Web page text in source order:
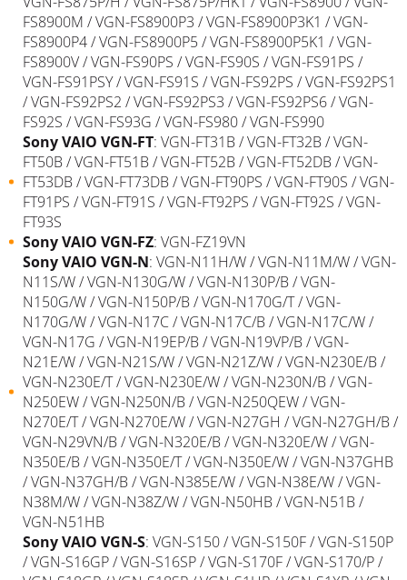
FS8900M / VGN-FS8900P3 / VGN-FS8900P3K1 / VGN-
FS8900P4 / VGN-FS8900P5 / VGN-FS8900P5K1 / VGN-
FS8900V / VGN-FS90PS / VGN-FS90S / VGN-FS91PS /
VGN-FS91PSY / VGN-FS91S / VGN-FS92PS / VGN-FS92PS1
/ VGN-FS92PS2 / VGN-FS92PS3 / VGN-FS92PS6 / VGN-
FS92S / VGN-FS93G / VGN-FS980 / VGN-FS990
SonyVAIO VGN-FT: VGN-FT31B / VGN-FT32B / VGN-
FT50B / VGN-FT51B / VGN-FT52B / VGN-FT52DB / VGN-
FT53DB / VGN-FT73DB / VGN-FT90PS / VGN-FT90S / VGN-
FT91PS / VGN-FT91S / VGN-FT92PS / VGN-FT92S / VGN-
FT93S
SonyVAIO VGN-FZ: VGN-FZ19VN
SonyVAIO VGN-N: VGN-N11H/W / VGN-N11M/W / VGN-
N11S/W / VGN-N130G/W / VGN-N130P/B / VGN-
N150G/W / VGN-N150P/B / VGN-N170G/T / VGN-
N170G/W / VGN-N17C / VGN-N17C/B / VGN-N17C/W /
VGN-N17G / VGN-N19EP/B / VGN-N19VP/B / VGN-
N21E/W / VGN-N21S/W / VGN-N21Z/W / VGN-N230E/B /
VGN-N230E/T / VGN-N230E/W / VGN-N230N/B / VGN-
N250EW / VGN-N250N/B / VGN-N250QEW / VGN-
N270E/T / VGN-N270E/W / VGN-N27GH / VGN-N27GH/B /
VGN-N29VN/B / VGN-N320E/B / VGN-N320E/W / VGN-
N350E/B / VGN-N350E/T / VGN-N350E/W / VGN-N37GHB
/ VGN-N37GH/B / VGN-N385E/W / VGN-N38E/W / VGN-
N38M/W / VGN-N38Z/W / VGN-N50HB / VGN-N51B /
VGN-N51HB
SonyVAIO VGN-S: VGN-S150 / VGN-S150F / VGN-S150P
/ VGN-S16GP / VGN-S16SP / VGN-S170F / VGN-S170/P /